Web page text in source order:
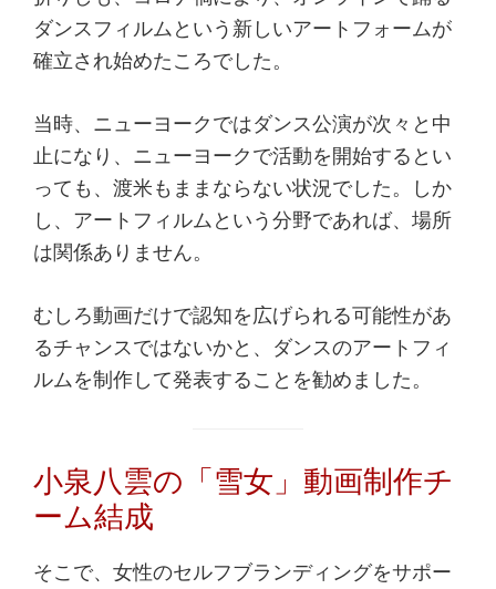
ダンスフィルムという新しいアートフォームが
確立され始めたころでした。
当時、ニューヨークではダンス公演が次々と中
止になり、ニューヨークで活動を開始するとい
っても、渡米もままならない状況でした。しか
し、アートフィルムという分野であれば、場所
は関係ありません。
むしろ動画だけで認知を広げられる可能性があ
るチャンスではないかと、ダンスのアートフィ
ルムを制作して発表することを勧めました。
小泉八雲の「雪女」動画制作チ
ーム結成
そこで、女性のセルフブランディングをサポー